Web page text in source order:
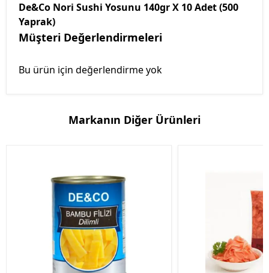
De&Co Nori Sushi Yosunu 140gr X 10 Adet (500
Yaprak)
Müşteri Değerlendirmeleri
Bu ürün için değerlendirme yok
Markanın Diğer Ürünleri